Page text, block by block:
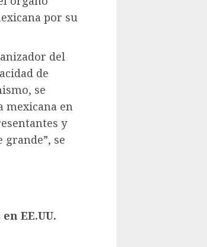
por su
del
de
se
mexicana en
y
se
EE.UU.